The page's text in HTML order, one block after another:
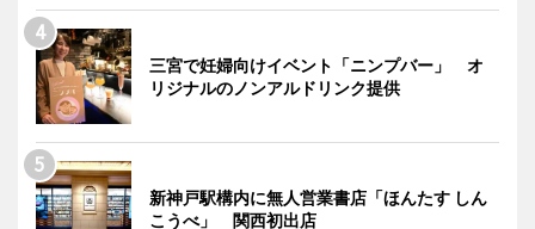
三宮で妊婦向けイベント「ニンプバー」 オ
リジナルのノンアルドリンク提供
新神戸駅構内に無人営業書店「ほんたす しん
こうべ」 関西初出店